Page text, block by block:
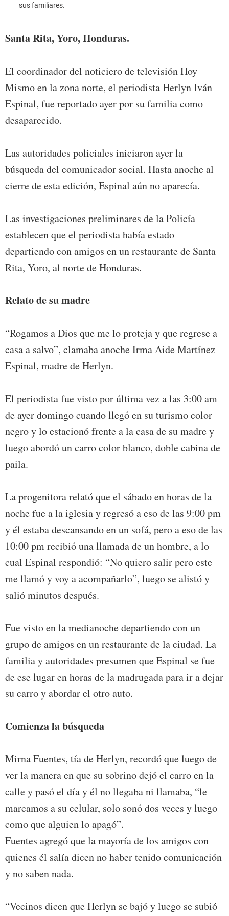
sus familiares.
Santa Rita, Yoro, Honduras.
El coordinador del noticiero de televisión Hoy
Mismo en la zona norte, el periodista Herlyn Iván
Espinal, fue reportado ayer por su familia como
desaparecido.
Las autoridades policiales iniciaron ayer la
búsqueda del comunicador social. Hasta anoche al
cierre de esta edición, Espinal aún no aparecía.
Las investigaciones preliminares de la Policía
establecen que el periodista había estado
departiendo con amigos en un restaurante de Santa
Rita, Yoro, al norte de Honduras.
Relato de su madre
“Rogamos a Dios que me lo proteja y que regrese a
casa a salvo”, clamaba anoche Irma Aide Martínez
Espinal, madre de Herlyn.
El periodista fue visto por última vez a las 3:00 am
de ayer domingo cuando llegó en su turismo color
negro y lo estacionó frente a la casa de su madre y
luego abordó un carro color blanco, doble cabina de
paila.
La progenitora relató que el sábado en horas de la
noche fue a la iglesia y regresó a eso de las 9:00 pm
y él estaba descansando en un sofá, pero a eso de las
10:00 pm recibió una llamada de un hombre, a lo
cual Espinal respondió: “No quiero salir pero este
me llamó y voy a acompañarlo”, luego se alistó y
salió minutos después.
Fue visto en la medianoche departiendo con un
grupo de amigos en un restaurante de la ciudad. La
familia y autoridades presumen que Espinal se fue
de ese lugar en horas de la madrugada para ir a dejar
su carro y abordar el otro auto.
Comienza la búsqueda
Mirna Fuentes, tía de Herlyn, recordó que luego de
ver la manera en que su sobrino dejó el carro en la
calle y pasó el día y él no llegaba ni llamaba, “le
marcamos a su celular, solo sonó dos veces y luego
como que alguien lo apagó”.
Fuentes agregó que la mayoría de los amigos con
quienes él salía dicen no haber tenido comunicación
y no saben nada.
“Vecinos dicen que Herlyn se bajó y luego se subió